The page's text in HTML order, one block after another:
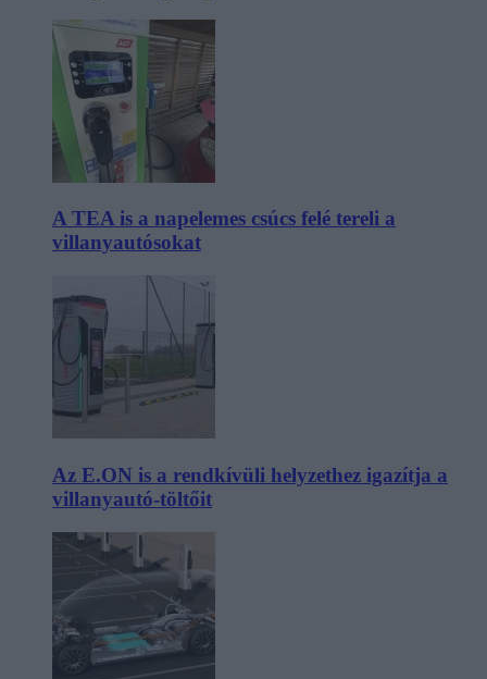
A TEA is a napelemes csúcs felé tereli a
villanyautósokat
Az E.ON is a rendkívüli helyzethez igazítja a
villanyautó-töltőit